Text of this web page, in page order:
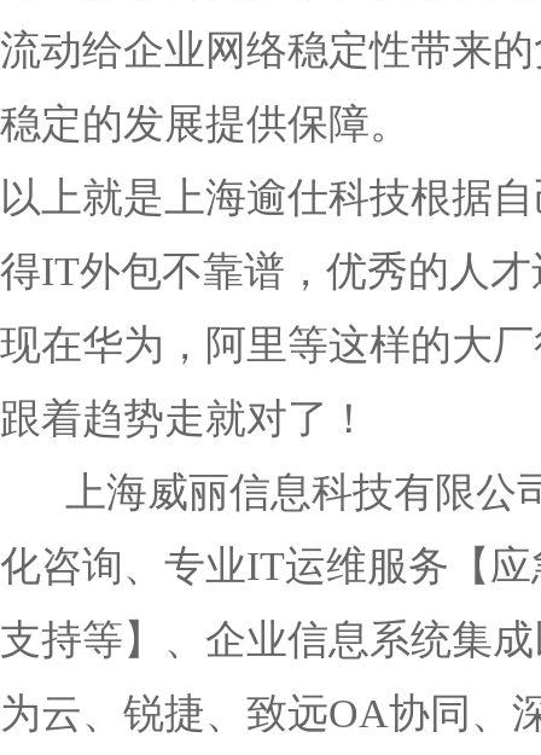
流动给企业网络稳定性带来
稳定的发展提供保障。
以上就是上海逾仕科技根据
得IT外包不靠谱，优秀的人
现在华为，阿里等这样的大
跟着趋势走就对了！
上海威丽信息科技有限公
化咨询、专业IT运维服务【
支持等】、企业信息系统集
为云、锐捷、致远OA协同、